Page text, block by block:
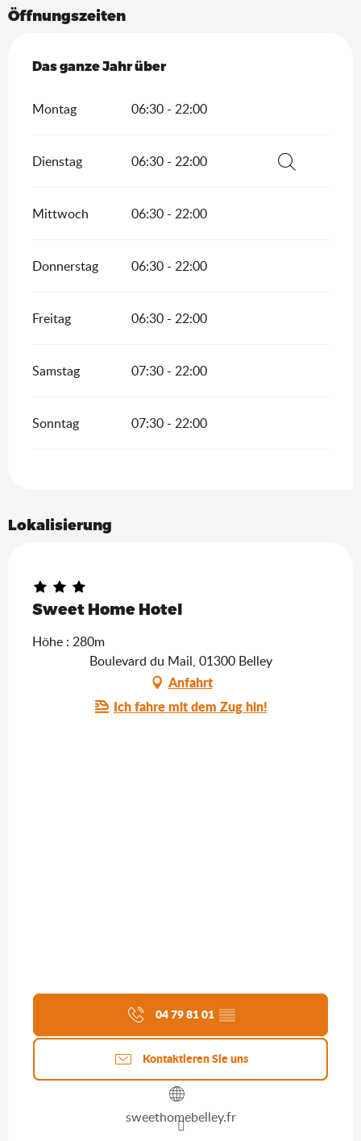
Öffnungszeiten
Das ganze Jahr über
Das ganze Jahr über
Montag 06:30 - 22:00
Dienstag 06:30 - 22:00
Mittwoch 06:30 - 22:00
Donnerstag 06:30 - 22:00
Freitag 06:30 - 22:00
Samstag 07:30 - 22:00
Sonntag 07:30 - 22:00
Lokalisierung
Sweet Home Hotel
Höhe : 280m
Boulevard du Mail, 01300 Belley
Anfahrt
Ich fahre mit dem Zug hin!
04 79 81 01 ▒▒
Kontaktieren Sie uns
sweethomebelley.fr